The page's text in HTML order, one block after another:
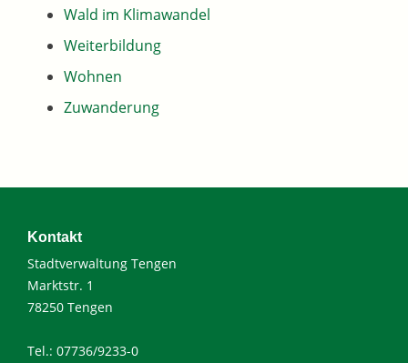
Wald im Klimawandel
Weiterbildung
Wohnen
Zuwanderung
Kontakt
Stadtverwaltung Tengen
Marktstr. 1
78250 Tengen
Tel.: 07736/9233-0